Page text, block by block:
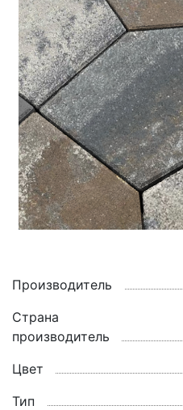
Производитель
Страна
производитель
Цвет
Тип